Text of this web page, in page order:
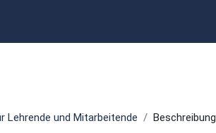
Lehrende und Mitarbeitende Beschreibung